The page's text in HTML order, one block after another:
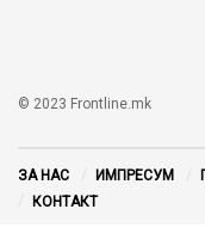
© 2023 Frontline.mk
ЗА НАС ИМПРЕСУМ
КОНТАКТ